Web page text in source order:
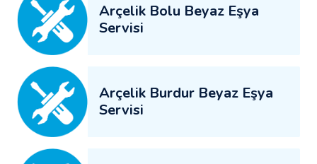
Arçelik Bolu Beyaz Eşya
Servisi
Arçelik Burdur Beyaz Eşya
Servisi